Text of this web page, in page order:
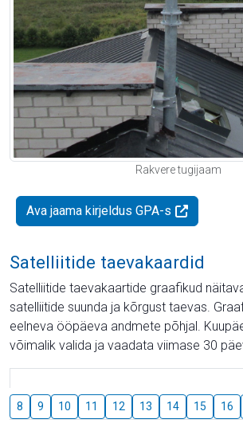
Rakvere tugijaam
Ava jaama kirjeldus GPA-s
Satelliitide taevakaardid
Satelliitide taevakaartide graafikud
satelliitide suunda ja kõrgust taevas.
eelneva ööpäeva andmete põhjal.
võimalik valida ja vaadata viimase 30
8 9 10 11 12 13 14 15 16